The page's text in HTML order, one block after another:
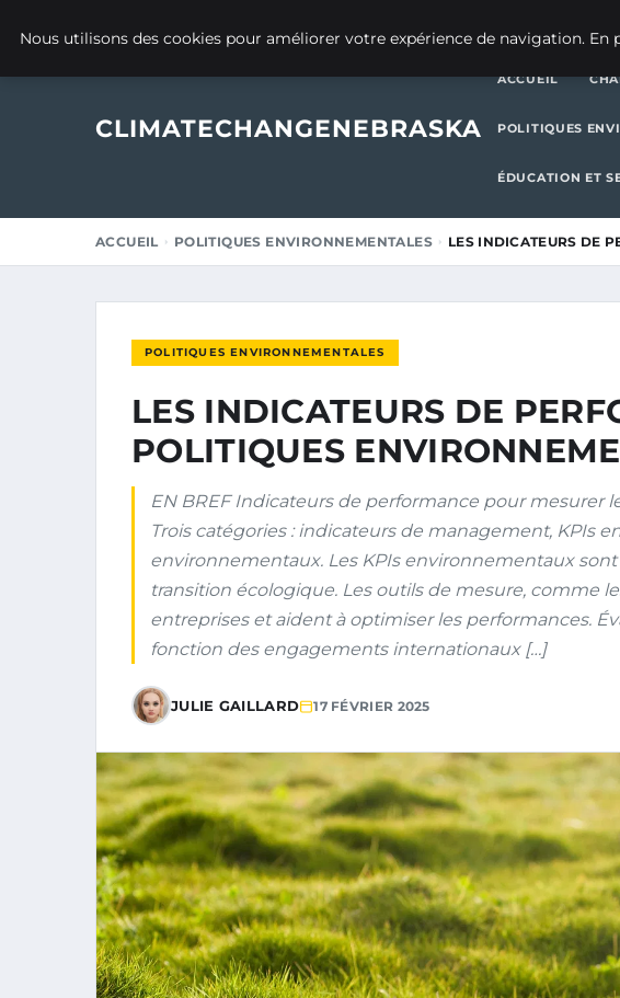
CLIMATECHANGENEBRASKA
ACCUEIL
POLITIQUES
ÉDUCATION ET
ACCUEIL POLITIQUES ENVIRONNEMENTALES LES INDICATEURS DE
POLITIQUES ENVIRONNEMENTALES
LES INDICATEURS DE
POLITIQUES
EN BREF Indicateurs de performance pour mesurer
Trois catégories : indicateurs de management, KPIs
environnementaux. Les KPIs environnementaux
transition écologique. Les outils de mesure, comme
entreprises et aident à optimiser les performances.
fonction des engagements internationaux […]
JULIE GAILLARD 17 FÉVRIER 2025
Nous utilisons des cookies pour améliorer votre expérience de navigation.